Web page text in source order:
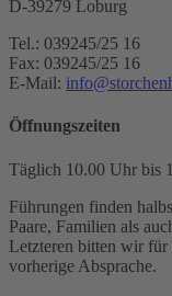
D-39279 Loburg
Tel.: 039245/25 16
Fax: 039245/25 16
E-Mail:
Öffnungszeiten
Täglich 10.00 Uhr bis
Führungen finden
Paare, Familien als
Letzteren bitten wir für
vorherige Absprache.